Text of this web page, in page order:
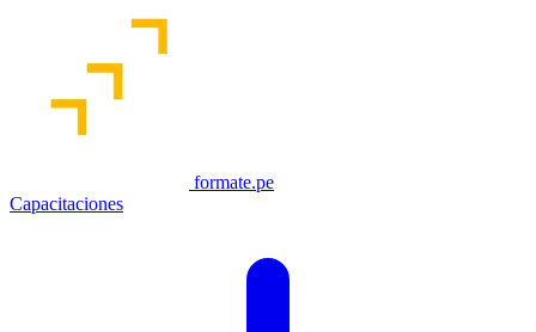
formate.pe
Capacitaciones